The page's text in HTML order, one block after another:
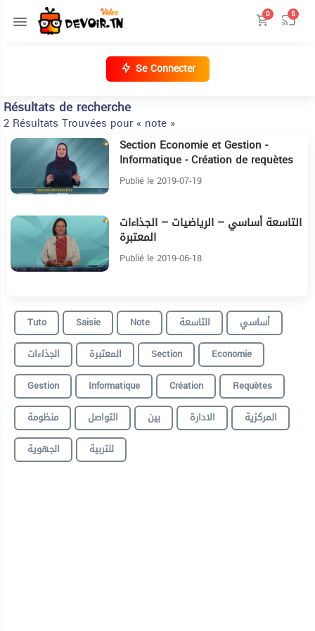
0 5
Se Connecter
Résultats de recherche
2 Résultats Trouvées pour « note »
15:51 Section Economie et Gestion -
Informatique - Création de requètes
Publié le 2019-07-19
9:21 التاسعة أساسي – الرياضيات – الجذاءات
المعتبرة
Publié le 2019-06-18
Tuto Saisie Note التاسعة
أساسي
الجذاءات
المعتبرة Section
Economie
Gestion
Informatique Création
Requètes
منظومة
التواصل بين الادارة
المركزية
الجهوية
للتربية